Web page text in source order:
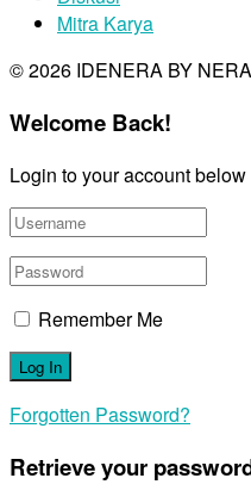
Mitra Karya
© 2026 IDENERA BY
Welcome Back!
Login to your account below
Remember Me
Forgotten Password?
Retrieve your